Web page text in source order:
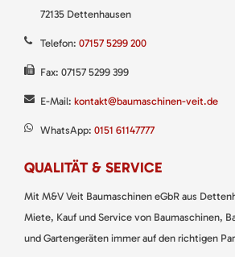
72135 Dettenhausen
Telefon: 07157 5299 200
Fax: 07157 5299 399
E-Mail: kontakt@baumaschinen-veit.de
WhatsApp: 0151 61147777
QUALITÄT & SERVICE
Mit M&V Veit Baumaschinen eGbR aus
Miete, Kauf und Service von Baumaschinen,
und Gartengeräten immer auf den richtigen